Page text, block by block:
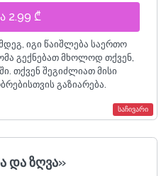
საჩივარი
ყიდვა 2.99 ₾
იგი წაიშლება საერთო
გექნებათ მხოლოდ თქვენ,
თქვენ შეგიძლიათ მისი
გაზიარება.
და ზღვა»